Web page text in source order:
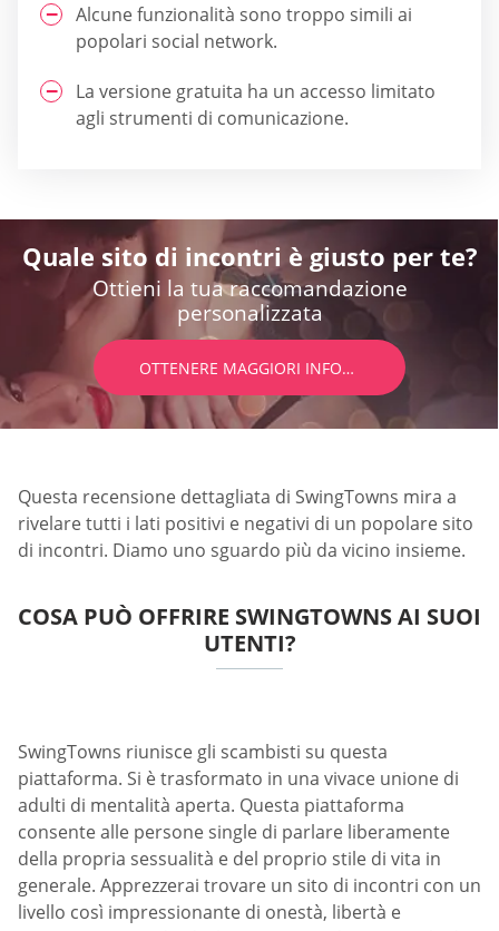
Alcune funzionalità sono troppo simili ai
popolari social network.
La versione gratuita ha un accesso limitato
agli strumenti di comunicazione.
Quale sito di incontri è giusto per te?
Ottieni la tua raccomandazione
personalizzata
OTTENERE MAGGIORI INFORMAZIONI
Questa recensione dettagliata di SwingTowns mira a
rivelare tutti i lati positivi e negativi di un popolare sito
di incontri. Diamo uno sguardo più da vicino insieme.
COSA PUÒ OFFRIRE SWINGTOWNS AI SUOI
UTENTI?
SwingTowns riunisce gli scambisti su questa
piattaforma. Si è trasformato in una vivace unione di
adulti di mentalità aperta. Questa piattaforma
consente alle persone single di parlare liberamente
della propria sessualità e del proprio stile di vita in
generale. Apprezzerai trovare un sito di incontri con un
livello così impressionante di onestà, libertà e